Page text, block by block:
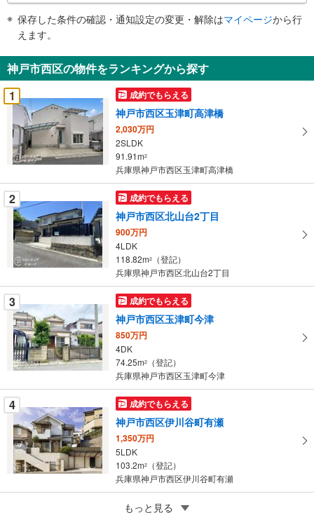
知
を
受
け
る
・
条
件
を
マ
イ
ペ
ー
に
保
存
す
る
保存した条件の確認・通知設定の変更・解除はマイページから行
えます。
神戸市西区の物件をランキングから探す
1
成約でもらえる
神戸市西区玉津町高津橋
2,030万円
2SLDK
91.91m2
兵庫県神戸市西区玉津町高津橋
2 成約でもらえる
神戸市西区北山台2丁目
900万円
4LDK
118.82m2
（登記）
兵庫県神戸市西区北山台2丁目
3 成約でもらえる
神戸市西区玉津町今津
850万円
4DK
74.25m2
（登記）
兵庫県神戸市西区玉津町今津
4 成約でもらえる
神戸市西区伊川谷町有瀬
1,350万円
5LDK
103.2m2
（登記）
兵庫県神戸市西区伊川谷町有瀬
神戸市西区神出町宝勢
もっと見る